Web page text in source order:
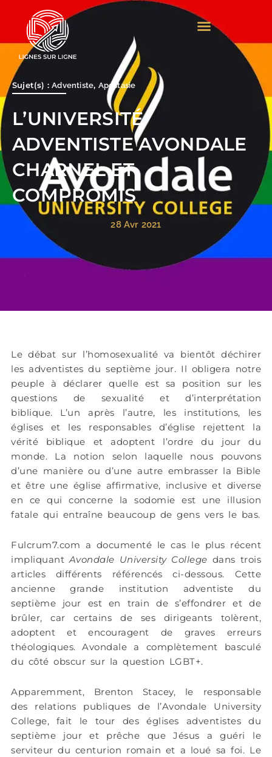
contenu
Sujet(s) : Adventiste, Apostasie
L’UNIVERSITÉ
ADVENTISTE AVONDALE
CHARNEL ET
COMPROMIS
28 Avr 2021
Le débat sur l’homosexualité va bientôt déchirer
les adventistes du septième jour. Il obligera notre
peuple à déclarer quelle est sa position sur les
questions de sexualité et d’interprétation
biblique. L’un après l’autre, les institutions, les
églises et les responsables d’église rejettent la
vérité biblique et adoptent l’ordre du jour du
monde. La notion selon laquelle nous pouvons
d’une manière ou d’une autre embrasser la Bible
et être une église affirmative, inclusive et diverse
en ce qui concerne la sodomie est une illusion
fatale qui entraîne beaucoup de gens vers le bas.
Fulcrum7.com a documenté le cas le plus récent
impliquantAvondale University College dans trois
articles différents référencés ci-dessous. Cette
ancienne grande institution adventiste du
septième jour est en train de s’effondrer et de
brûler, car certains de ses dirigeants tolèrent,
adoptent et encouragent de graves erreurs
théologiques. Avondale a complètement basculé
du côté obscur sur la question LGBT+.
Apparemment, Brenton Stacey, le responsable
des relations publiques de l’Avondale University
College, fait le tour des églises adventistes du
septième jour et prêche que Jésus a guéri le
serviteur du centurion romain et a loué sa foi. Le